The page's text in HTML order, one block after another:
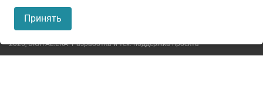
2026,DIGITAL.ERA. Разработка и тех. поддержка проекта
Принять